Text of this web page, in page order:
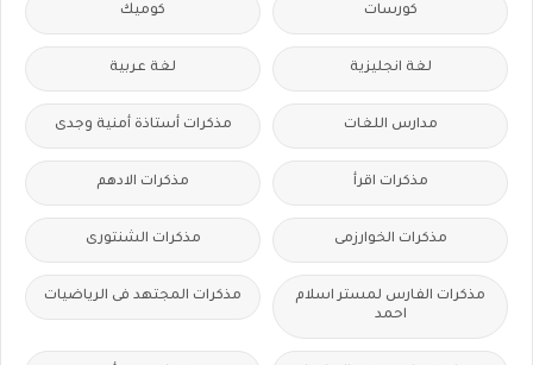
كورسات كوميك
لغة انجليزية لغة عربية
مدارس اللغات مذكرات أستاذة أمنية وجدى
مذكرات اقرأ مذكرات الادهم
مذكرات الخوارزمى مذكرات الشنتورى
مذكرات الفارس لمستر اسلام
احمد
مذكرات المجتهد فى الرياضيات